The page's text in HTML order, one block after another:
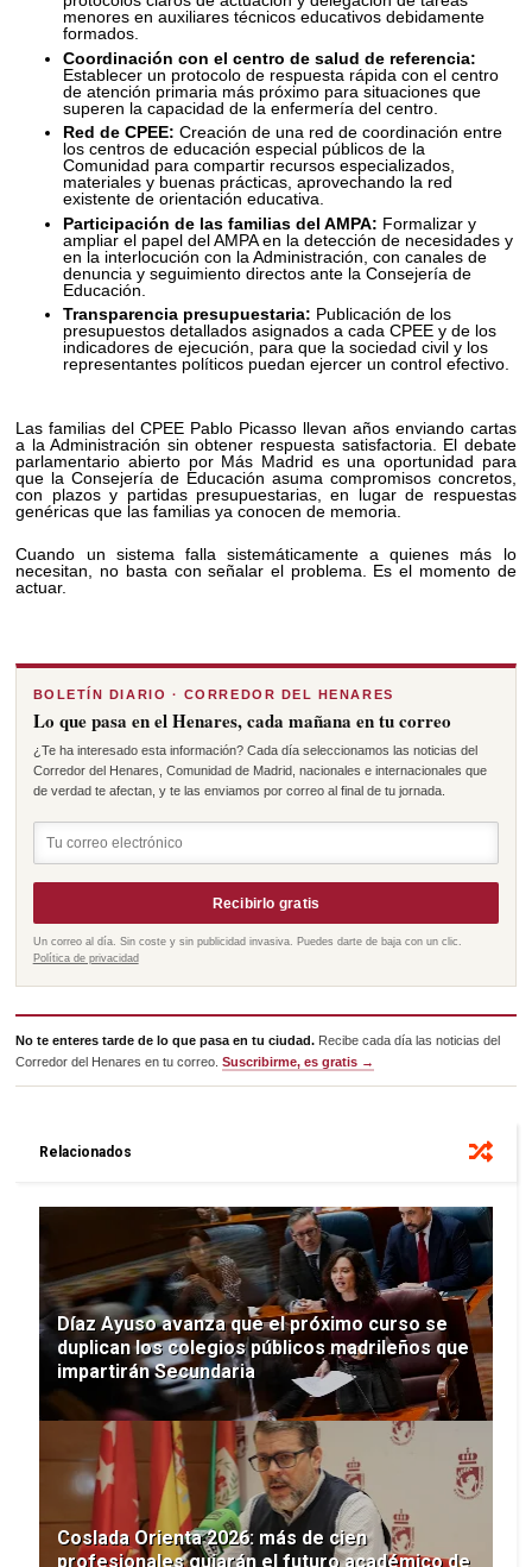
menores en auxiliares técnicos educativos debidamente
formados.
Coordinación con el centro de salud de referencia:
Establecer un protocolo de respuesta rápida con el centro
de atención primaria más próximo para situaciones que
superen la capacidad de la enfermería del centro.
Red de CPEE: Creación de una red de coordinación entre
los centros de educación especial públicos de la
Comunidad para compartir recursos especializados,
materiales y buenas prácticas, aprovechando la red
existente de orientación educativa.
Participación de las familias del AMPA: Formalizar y
ampliar el papel del AMPA en la detección de necesidades y
en la interlocución con la Administración, con canales de
denuncia y seguimiento directos ante la Consejería de
Educación.
Transparencia presupuestaria: Publicación de los
presupuestos detallados asignados a cada CPEE y de los
indicadores de ejecución, para que la sociedad civil y los
representantes políticos puedan ejercer un control efectivo.
Las familias del CPEE Pablo Picasso llevan años enviando cartas
a la Administración sin obtener respuesta satisfactoria. El debate
parlamentario abierto por Más Madrid es una oportunidad para
que la Consejería de Educación asuma compromisos concretos,
con plazos y partidas presupuestarias, en lugar de respuestas
genéricas que las familias ya conocen de memoria.
Cuando un sistema falla sistemáticamente a quienes más lo
necesitan, no basta con señalar el problema. Es el momento de
actuar.
BOLETÍN DIARIO · CORREDOR DEL HENARES
Lo que pasa en el Henares, cada mañana en tu correo
¿Te ha interesado esta información? Cada día seleccionamos las noticias del
Corredor del Henares, Comunidad de Madrid, nacionales e internacionales que
de verdad te afectan, y te las enviamos por correo al final de tu jornada.
Recibirlo gratis
Un correo al día. Sin coste y sin publicidad invasiva. Puedes darte de baja con un clic.
Política de privacidad
No te enteres tarde de lo que pasa en tu ciudad. Recibe cada día las noticias del
Corredor del Henares en tu correo.Suscribirme, es gratis →
Relacionados
Díaz Ayuso avanza que el próximo curso se
duplican los colegios públicos madrileños que
impartirán Secundaria
Coslada Orienta 2026: más de cien
profesionales guiarán el futuro académico de